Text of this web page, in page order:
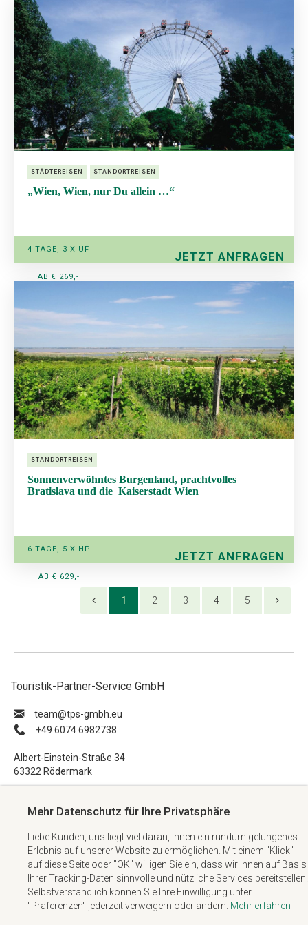
STÄDTEREISEN STANDORTREISEN
„Wien, Wien, nur Du allein …“
JETZT ANFRAGEN
4 TAGE, 3 X ÜF
AB € 269,-
STANDORTREISEN
Sonnenverwöhntes Burgenland, prachtvolles
Bratislava und die Kaiserstadt Wien
JETZT ANFRAGEN
6 TAGE, 5 X HP
AB € 629,-
1 2 3 4 5
Touristik-Partner-Service GmbH
ue.hbmg-spt@maet
+49 6074 6982738
Albert-Einstein-Straße 34
63322 Rödermark
Impressum
AGB
Kontakt
Mehr Datenschutz für Ihre Privatsphäre
Liebe Kunden, uns liegt viel daran, Ihnen ein rundum gelungenes
Erlebnis auf unserer Website zu ermöglichen. Mit einem "Klick"
auf diese Seite oder "OK" willigen Sie ein, dass wir Ihnen auf Basis
Ihrer Tracking-Daten sinnvolle und nützliche Services bereitstellen.
Selbstverständlich können Sie Ihre Einwilligung unter
"Präferenzen" jederzeit verweigern oder ändern. Mehr erfahren